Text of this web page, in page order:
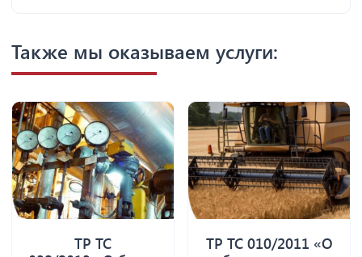
Также мы оказываем услуги:
ТР ТС
ТР ТС 010/2011 «О